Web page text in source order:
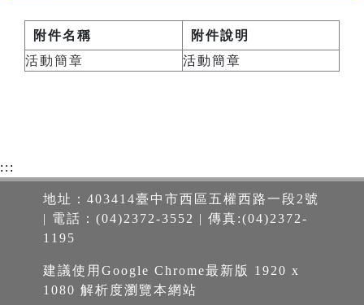
附件名稱
附件說明
活動簡章
活動簡章
:::
地址：403414臺中市西區五權西路一段2號
| 電話：(04)2372-3552 | 傳真:(04)2372-
1195
建議使用Google Chrome最新版 1920 x
1080 解析度瀏覽本網站